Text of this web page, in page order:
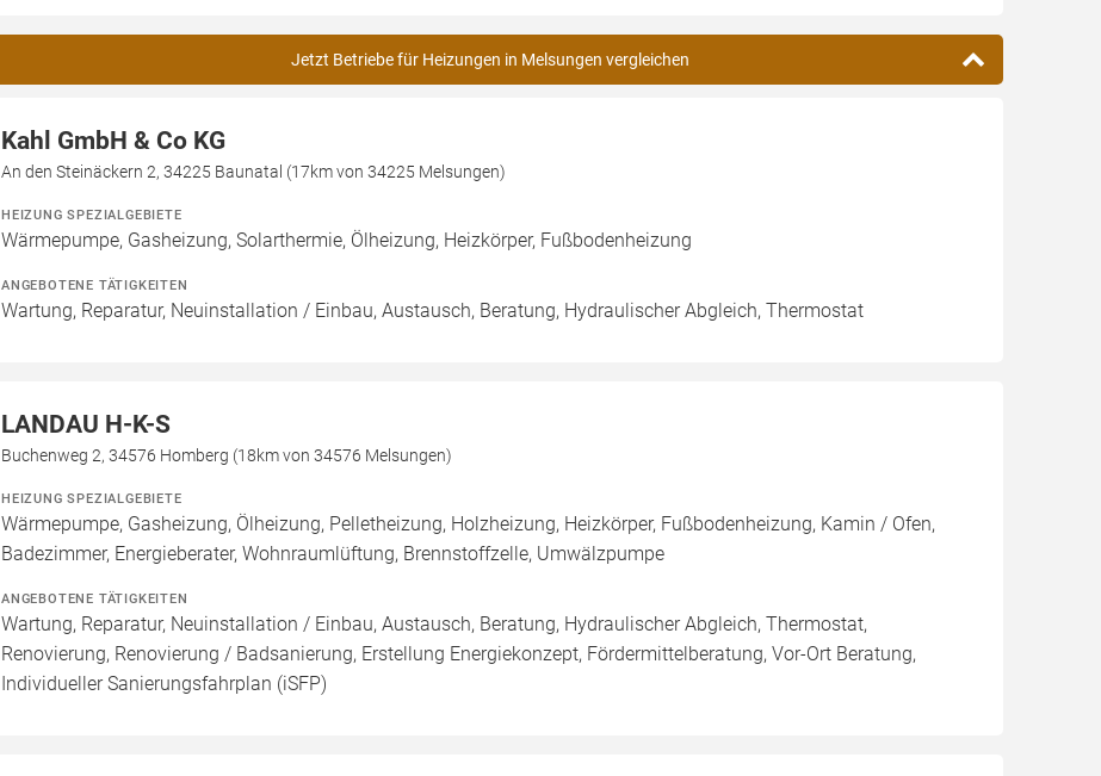
Jetzt Betriebe für Heizungen in Melsungen vergleichen
Kahl GmbH & Co KG
An den Steinäckern 2, 34225 Baunatal (17km von 34225 Melsungen)
HEIZUNG SPEZIALGEBIETE
Wärmepumpe, Gasheizung, Solarthermie, Ölheizung, Heizkörper, Fußbodenheizung
ANGEBOTENE TÄTIGKEITEN
Wartung, Reparatur, Neuinstallation / Einbau, Austausch, Beratung, Hydraulischer Abgleich, Thermostat
LANDAU H-K-S
Buchenweg 2, 34576 Homberg (18km von 34576 Melsungen)
HEIZUNG SPEZIALGEBIETE
Wärmepumpe, Gasheizung, Ölheizung, Pelletheizung, Holzheizung, Heizkörper, Fußbodenheizung, Kamin / Ofen,
Badezimmer, Energieberater, Wohnraumlüftung, Brennstoffzelle, Umwälzpumpe
ANGEBOTENE TÄTIGKEITEN
Wartung, Reparatur, Neuinstallation / Einbau, Austausch, Beratung, Hydraulischer Abgleich, Thermostat,
Renovierung, Renovierung / Badsanierung, Erstellung Energiekonzept, Fördermittelberatung, Vor-Ort Beratung,
Individueller Sanierungsfahrplan (iSFP)